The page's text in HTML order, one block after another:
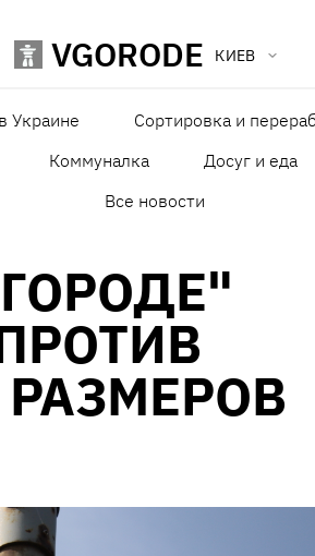
VGORODE КИЕВ
Украине Сортировка и
Коммуналка Досуг и еда
Все новости